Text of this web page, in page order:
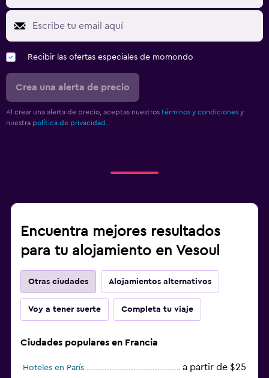
Recibir las ofertas especiales de momondo
Crea una alerta de precio
Al crear una alerta de precio, aceptas nuestros términos y condiciones y
nuestra política de privacidad.
Encuentra mejores resultados
para tu alojamiento en Vesoul
Otras ciudades Alojamientos alternativos
Voy a tener suerte Completa tu viaje
Ciudades populares en Francia
Hoteles en París a partir de $25